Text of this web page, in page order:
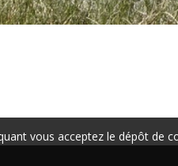
vous acceptez le dépôt de